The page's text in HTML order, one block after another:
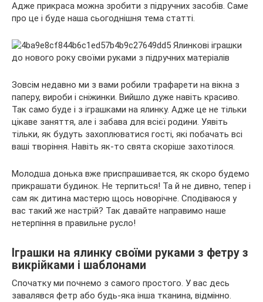
Адже прикраса можна зробити з підручних засобів. Саме
про це і буде наша сьогоднішня тема статті.
Зовсім недавно ми з вами робили трафарети на вікна з
паперу, вироби і сніжинки. Вийшло дуже навіть красиво.
Так само буде і з іграшками на ялинку. Адже це не тільки
цікаве заняття, але і забава для всієї родини. Уявіть
тільки, як будуть захоплюватися гості, які побачать всі
ваші творіння. Навіть як-то свята скоріше захотілося.
Молодша донька вже приспрашивается, як скоро будемо
прикрашати будинок. Не терпиться! Та й не дивно, тепер і
сам як дитина мастерю щось новорічне. Сподіваюся у
вас такий же настрій? Так давайте направимо наше
нетерпіння в правильне русло!
Іграшки на ялинку своїми руками з фетру з
викрійками і шаблонами
Спочатку ми почнемо з самого простого. У вас десь
завалявся фетр або будь-яка інша тканина, відмінно.